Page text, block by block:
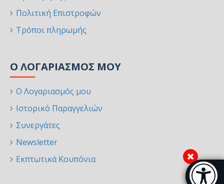
Μπάρα
Πολιτική Επιστροφών
Τρόποι πληρωμής
Ο ΛΟΓΑΡΙΑΣΜΌΣ ΜΟΥ
Ο Λογαριασμός μου
Ιστορικό Παραγγελιών
Συνεργάτες
Newsletter
Εκπτωτικά Κουπόνια